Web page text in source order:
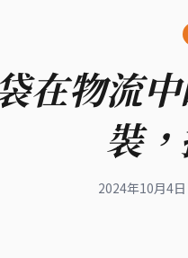
在物流
裝
2024年10月4日